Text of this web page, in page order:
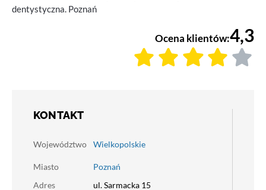
dentystyczna. Poznań
Ocena klientów:4,3
KONTAKT
Województwo Wielkopolskie
Miasto
Poznań
Adres
ul. Sarmacka 15